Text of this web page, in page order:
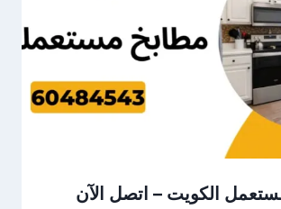
الكويت – اتصل الآن